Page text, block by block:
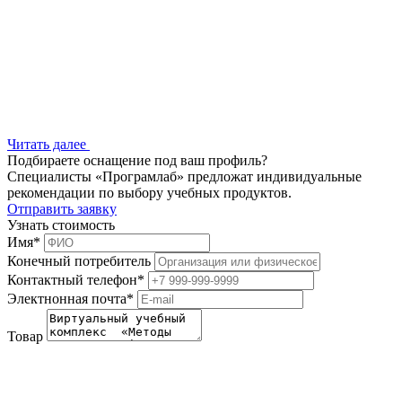
Читать далее
Подбираете оснащение под ваш профиль?
Специалисты «Програмлаб» предложат индивидуальные
рекомендации по выбору учебных продуктов.
Отправить заявку
Узнать стоимость
Имя*
Конечный потребитель
Контактный телефон*
Электнонная почта*
Товар